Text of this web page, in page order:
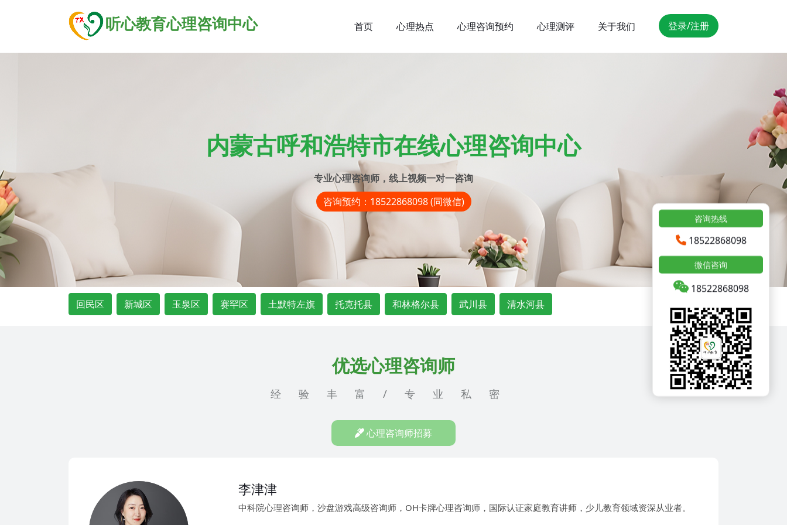
听心教育心理咨询中心 首页 心理热点 心理咨询预约 心理测评 关于我们 登录/注册
内蒙古呼和浩特市在线心理咨询中心
专业心理咨询师，线上视频一对一咨询
咨询预约：18522868098 (同微信)
回民区 新城区 玉泉区 赛罕区 土默特左旗 托克托县 和林格尔县 武川县 清水河县
优选心理咨询师
经验丰富/专业私密
心理咨询师招募
李津津
中科院心理咨询师，沙盘游戏高级咨询师，OH卡牌心理咨询师，国际认证家庭教育讲师，少儿教育领域资深从业者。
咨询热线
18522868098
微信咨询
18522868098